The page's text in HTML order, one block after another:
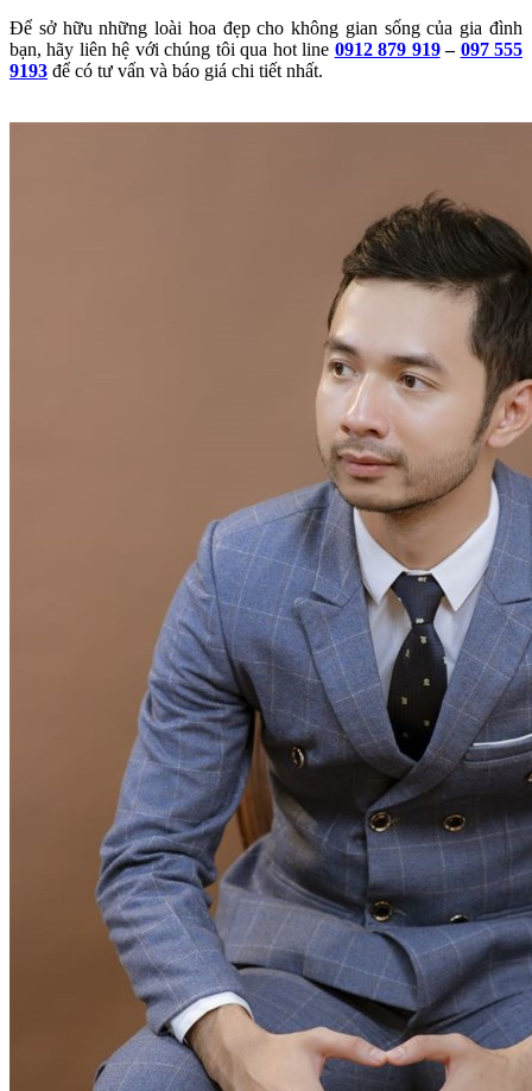
Để sở hữu những loài hoa đẹp cho không gian sống của gia đình
bạn, hãy liên hệ với chúng tôi qua hot line 0912 879 919– 097 555
9193 để có tư vấn và báo giá chi tiết nhất.